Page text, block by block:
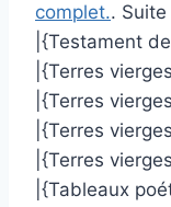
complet..
|{Testament
|{Terres
|{Terres
|{Terres
|{Terres
|{Tableaux